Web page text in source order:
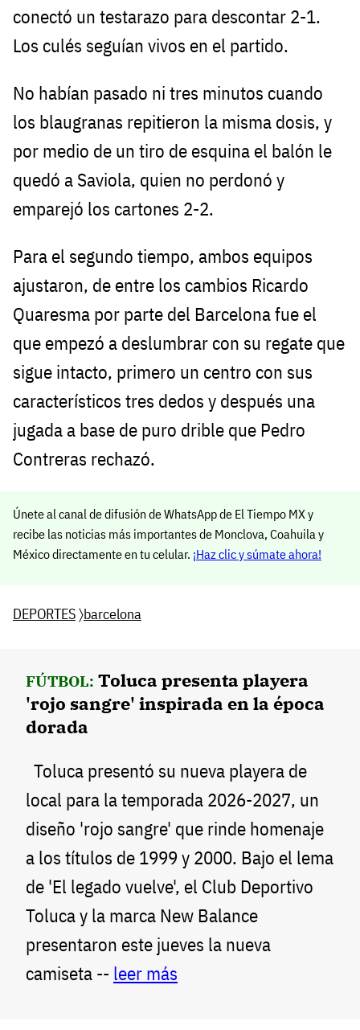
conectó un testarazo para descontar 2-1.
Los culés seguían vivos en el partido.
No habían pasado ni tres minutos cuando
los blaugranas repitieron la misma dosis, y
por medio de un tiro de esquina el balón le
quedó a Saviola, quien no perdonó y
emparejó los cartones 2-2.
Para el segundo tiempo, ambos equipos
ajustaron, de entre los cambios Ricardo
Quaresma por parte del Barcelona fue el
que empezó a deslumbrar con su regate que
sigue intacto, primero un centro con sus
característicos tres dedos y después una
jugada a base de puro drible que Pedro
Contreras rechazó.
Únete al canal de difusión de WhatsApp de El Tiempo MX y
recibe las noticias más importantes de Monclova, Coahuila y
México directamente en tu celular. ¡Haz clic y súmate ahora!
DEPORTES〉barcelona
FÚTBOL: Toluca presenta playera
'rojo sangre' inspirada en la época
dorada
Toluca presentó su nueva playera de
local para la temporada 2026-2027, un
diseño 'rojo sangre' que rinde homenaje
a los títulos de 1999 y 2000. Bajo el lema
de 'El legado vuelve', el Club Deportivo
Toluca y la marca New Balance
presentaron este jueves la nueva
camiseta -- leer más